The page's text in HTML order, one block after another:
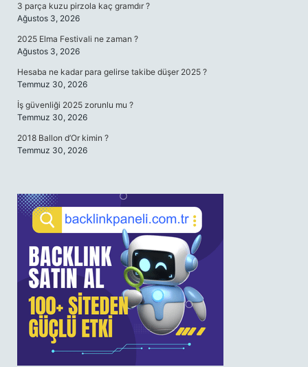
3 parça kuzu pirzola kaç gramdır ?
Ağustos 3, 2026
2025 Elma Festivali ne zaman ?
Ağustos 3, 2026
Hesaba ne kadar para gelirse takibe düşer 2025 ?
Temmuz 30, 2026
İş güvenliği 2025 zorunlu mu ?
Temmuz 30, 2026
2018 Ballon d’Or kimin ?
Temmuz 30, 2026